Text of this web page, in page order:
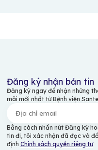
Đăng ký nhận bản tin
Đăng ký ngay để nhận những
mãi mới nhất từ Bệnh viện Sante
Bằng cách nhấn nút Đăng ký
tin đi, tôi xác nhận đã đọc và
địnhChính sách quyền riêng tư